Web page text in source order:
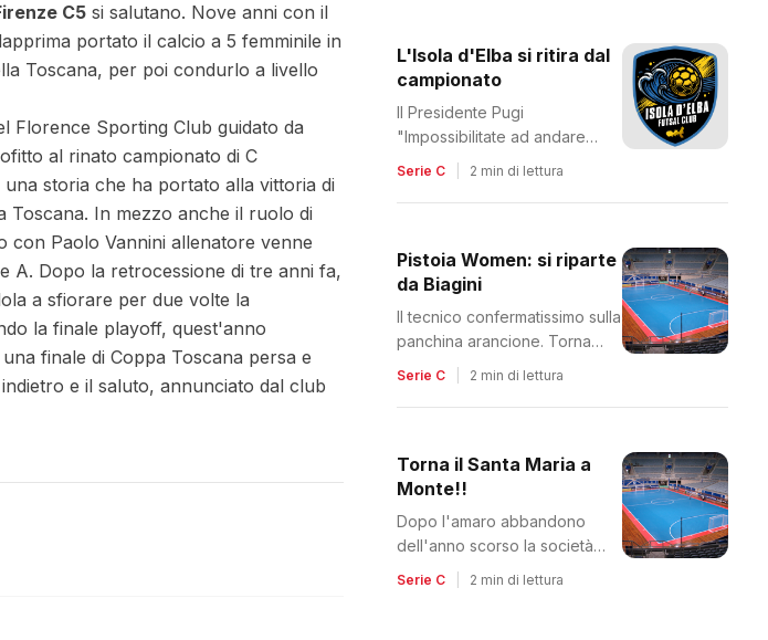
C5 si salutano. Nove anni con il
portato il calcio a 5 femminile in
Toscana, per poi condurlo a livello
Florence Sporting Club guidato da
al rinato campionato di C
storia che ha portato alla vittoria di
Toscana. In mezzo anche il ruolo di
con Paolo Vannini allenatore venne
A. Dopo la retrocessione di tre anni fa,
a sfiorare per due volte la
la finale playoff, quest'anno
finale di Coppa Toscana persa e
e il saluto, annunciato dal club
L'Isola d'Elba si ritira dal
campionato
Il Presidente Pugi
"Impossibilitate ad andare
Serie C 2 min di lettura
Pistoia Women: si riparte
da Biagini
Il tecnico confermatissimo sulla
panchina arancione. Torna
Carlesi come DS
Serie C 2 min di lettura
Torna il Santa Maria a
Monte!!
Dopo l'amaro abbandono
dell'anno scorso la società
pisana riparte da un nuovo
Serie C 2 min di lettura